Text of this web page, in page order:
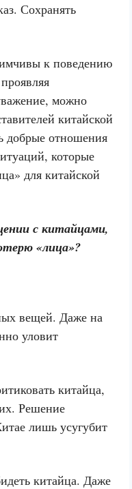
Сохранять
к поведению
можно
китайской
добрые отношения
которые
для китайской
с китайцами,
«лица»?
вещей. Даже на
уловит
китайца,
Решение
лишь усугубит
китайца. Даже